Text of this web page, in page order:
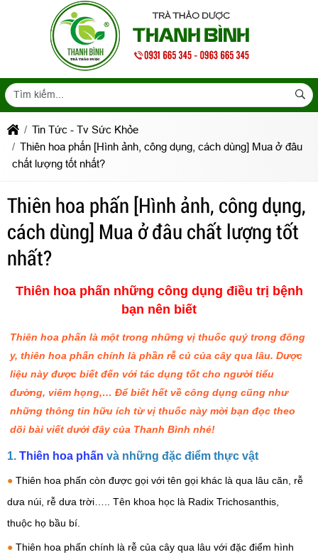
Tin Tức - Tv Sức Khỏe
Thiên hoa phấn [Hình ảnh, công dụng, cách dùng] Mua ở đâu
chất lượng tốt nhất?
Thiên hoa phấn [Hình ảnh, công dụng,
cách dùng] Mua ở đâu chất lượng tốt
nhất?
Thiên hoa phấn những công dụng điều trị bệnh
bạn nên biết
Thiên hoa phấn là một trong những vị thuốc quý trong đông
y, thiên hoa phấn chính là phần rễ củ của cây qua lâu. Dược
liệu này được biết đến với tác dụng tốt cho người tiểu
đường, viêm họng,… Để biết hết về công dụng cũng như
những thông tin hữu ích từ vị thuốc này mời bạn đọc theo
dõi bài viết dưới đây của Thanh Bình nhé!
1. Thiên hoa phấn và những đặc điểm thực vật
● Thiên hoa phấn còn được gọi với tên gọi khác là qua lâu căn, rễ
dưa núi, rễ dưa trời….. Tên khoa học là Radix Trichosanthis,
thuộc họ bầu bí.
● Thiên hoa phấn chính là rễ của cây qua lâu với đặc điểm hình